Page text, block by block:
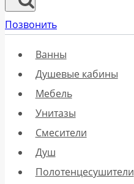
Позвонить
Ванны
Душевые кабины
Мебель
Унитазы
Смесители
Душ
Полотенцесушители